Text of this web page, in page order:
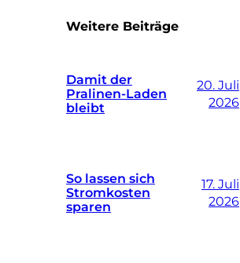
Weitere Beiträge
Damit der
Pralinen-Laden
bleibt
20. Juli
2026
So lassen sich
Stromkosten
sparen
17. Juli
2026